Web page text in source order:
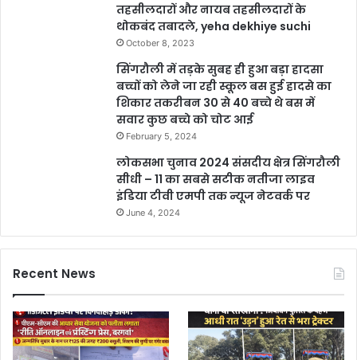
तहसीलदारों और नायब तहसीलदारों के
थोकबंद तबादले, yeha dekhiye suchi
October 8, 2023
सिंगरौली में तड़के सुबह ही हुआ बड़ा हादसा
बच्चों को लेने जा रही स्कूल बस हुई हादसे का
शिकार तकरीबन 30 से 40 बच्चे थे बस में
सवार कुछ बच्चे को चोट आई
February 5, 2024
लोकसभा चुनाव 2024 संसदीय क्षेत्र सिंगरौली
सीधी – 11 का सबसे सटीक नतीजा लाइव
इंडिया टीवी एमपी तक न्यूज नेटवर्क पर
June 4, 2024
Recent News